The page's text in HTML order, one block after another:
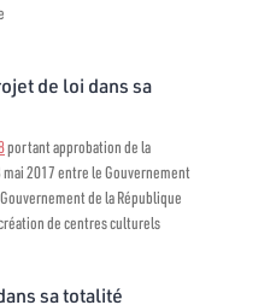
de loi dans sa
portant approbation de la
2017 entre le Gouvernement
de la République
de centres culturels
sa totalité